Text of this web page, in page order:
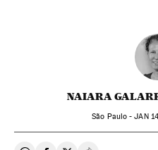
NAIARA
São Paulo -JAN